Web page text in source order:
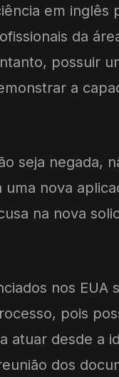
em inglês
da
possuir
a
seja negada,
uma nova
na nova
nos EUA
pois
atuar desde a
dos